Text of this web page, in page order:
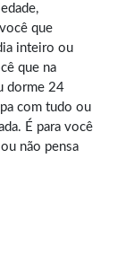
que
inteiro ou
que na
dorme 24
com tudo ou
É para você
não pensa